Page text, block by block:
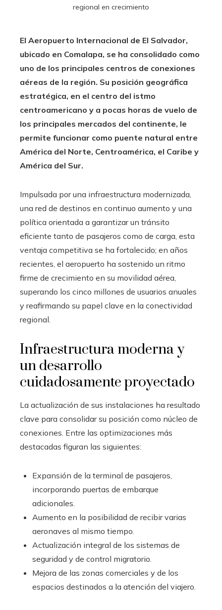
regional en crecimiento
El Aeropuerto Internacional de El Salvador,
ubicado en Comalapa, se ha consolidado como
uno de los principales centros de conexiones
aéreas de la región. Su posición geográfica
estratégica, en el centro del istmo
centroamericano y a pocas horas de vuelo de
los principales mercados del continente, le
permite funcionar como puente natural entre
América del Norte, Centroamérica, el Caribe y
América del Sur.
Impulsada por una infraestructura modernizada,
una red de destinos en continuo aumento y una
política orientada a garantizar un tránsito
eficiente tanto de pasajeros como de carga, esta
ventaja competitiva se ha fortalecido; en años
recientes, el aeropuerto ha sostenido un ritmo
firme de crecimiento en su movilidad aérea,
superando los cinco millones de usuarios anuales
y reafirmando su papel clave en la conectividad
regional.
Infraestructura moderna y
un desarrollo
cuidadosamente proyectado
La actualización de sus instalaciones ha resultado
clave para consolidar su posición como núcleo de
conexiones. Entre las optimizaciones más
destacadas figuran las siguientes:
Expansión de la terminal de pasajeros,
incorporando puertas de embarque
adicionales.
Aumento en la posibilidad de recibir varias
aeronaves al mismo tiempo.
Actualización integral de los sistemas de
seguridad y de control migratorio.
Mejora de las zonas comerciales y de los
espacios destinados a la atención del viajero.